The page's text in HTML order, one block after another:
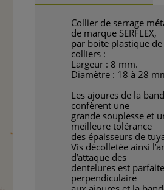
Collier de serrage
de marque SERFLEX,
par boite plastique de
colliers :
Largeur : 8 mm.
Diamètre : 18 à 28
Les ajoures de la
confèrent une
grande souplesse et
meilleure tolérance
des épaisseurs de
Vis décolletée ainsi
d’attaque des
dentelures est
perpendiculaire